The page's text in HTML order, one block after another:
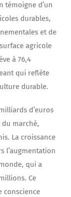
témoigne d’un
durables,
et de
agricole
à 76,4
qui reflète
durable.
d’euros
du marché,
La croissance
l’augmentation
qui a
Ce
conscience